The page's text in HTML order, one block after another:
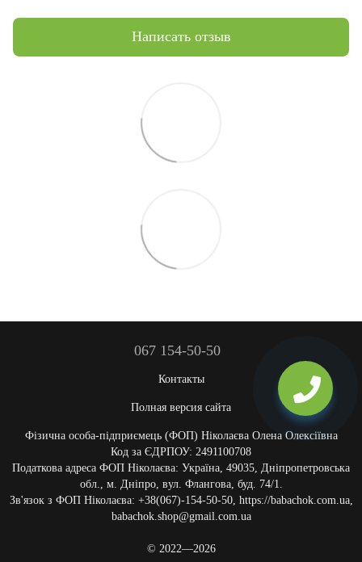
Написать отзыв
067 154-50-50
Контакты
Полная версия сайта
Фізична особа-підприємець (ФОП) Ніколаєва Олена Олексіївна
Код за ЄДРПОУ: 2491100708
Податкова адреса ФОП Ніколаєва: Україна, 49035, Дніпропетровська
обл., м. Дніпро, вул. Флангова, буд. 74/1.
Зв'язок з ФОП Ніколаєва: +38(067)-154-50-50, https://babachok.com.ua,
babachok.shop@gmail.com.ua
© 2022—2026